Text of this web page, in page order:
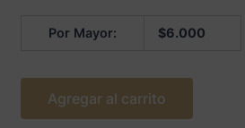
Por Mayor: $6.000
Agregar al carrito